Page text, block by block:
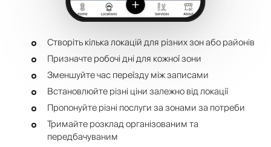
Створіть кілька локацій для різних зон або районів
Призначте робочі дні для кожної зони
Зменшуйте час переїзду між записами
Встановлюйте різні ціни залежно від локації
Пропонуйте різні послуги за зонами за потреби
Тримайте розклад організованим та
передбачуваним